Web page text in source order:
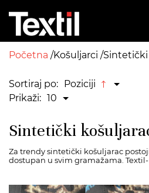
Početna Košuljarci Sintetički
Sortiraj po: Poziciji
Prikaži: 10
Sintetički
Za trendy sintetički košuljarac
dostupan u svim gramažama. Textil-